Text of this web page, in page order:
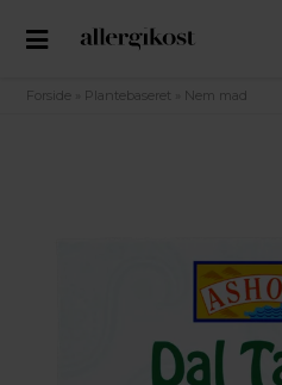
Forside Plantebaseret Nem mad